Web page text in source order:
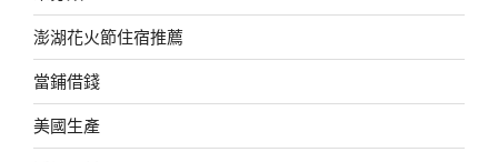
澎湖花火節住宿推薦
當鋪借錢
美國生產